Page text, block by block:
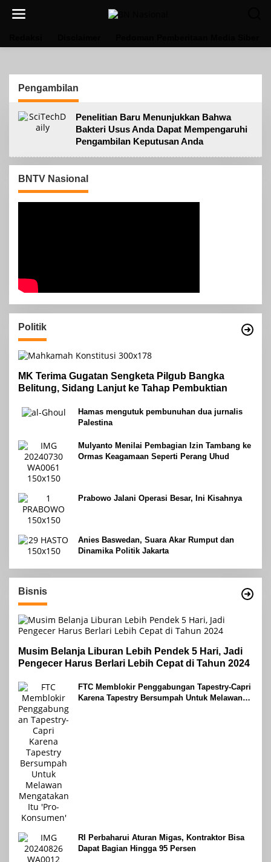
Pengambilan
Penelitian Baru Menunjukkan Bahwa
Bakteri Usus Anda Dapat Mempengaruhi
Pengambilan Keputusan Anda
BNTV Nasional
Politik
MK Terima Gugatan Sengketa Pilgub Bangka
Belitung, Sidang Lanjut ke Tahap Pembuktian
Hamas mengutuk pembunuhan dua jurnalis
Palestina
Mulyanto Menilai Pembagian Izin Tambang ke
Ormas Keagamaan Seperti Perang Uhud
Prabowo Jalani Operasi Besar, Ini Kisahnya
Anies Baswedan, Suara Akar Rumput dan
Dinamika Politik Jakarta
Bisnis
Musim Belanja Liburan Lebih Pendek 5 Hari, Jadi
Pengecer Harus Berlari Lebih Cepat di Tahun 2024
FTC Memblokir Penggabungan Tapestry-Capri
Karena Tapestry Bersumpah Untuk Melawan
RI Perbaharui Aturan Migas, Kontraktor Bisa
Dapat Bagian Hingga 95 Persen